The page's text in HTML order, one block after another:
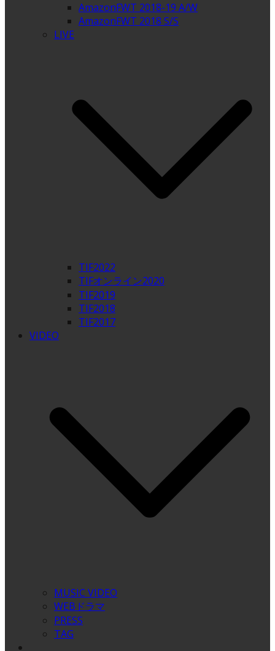
AmazonFWT 2018-19 A/W
AmazonFWT 2018 S/S
LIVE
TIF2022
TIFオンライン2020
TIF2019
TIF2018
TIF2017
VIDEO
MUSIC VIDEO
WEBドラマ
PRESS
TAG